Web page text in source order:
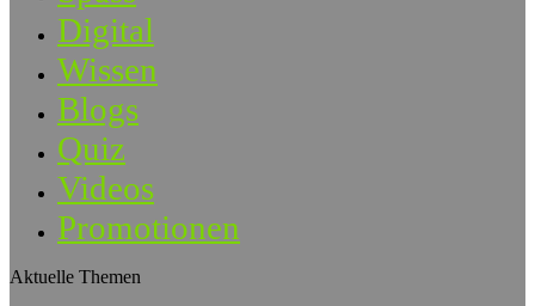
Digital
Wissen
Blogs
Quiz
Videos
Promotionen
Aktuelle Themen